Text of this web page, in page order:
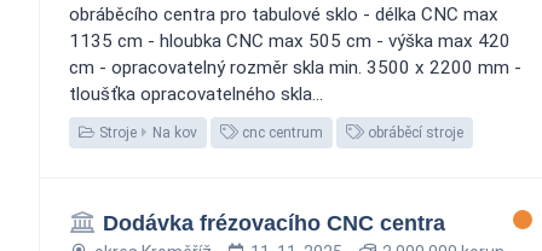
obráběcího centra pro tabulové sklo - délka CNC max
1135 cm - hloubka CNC max 505 cm - výška max 420
cm - opracovatelný rozměr skla min. 3500 x 2200 mm -
tloušťka opracovatelného skla...
Stroje Na kov cnc centrum obráběcí stroje
Dodávka frézovacího CNC centra